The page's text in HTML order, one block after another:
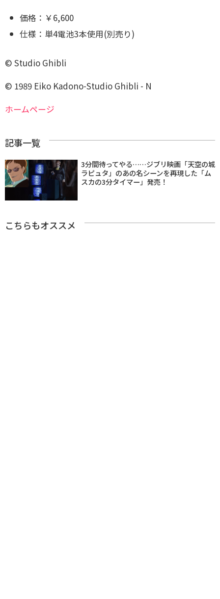
価格：￥6,600
仕様：単4電池3本使用(別売り)
© Studio Ghibli
© 1989 Eiko Kadono-Studio Ghibli - N
ホームページ
記事一覧
3分間待ってやる……ジブリ映画「天空の城
ラピュタ」のあの名シーンを再現した「ム
スカの3分タイマー」発売！
こちらもオススメ